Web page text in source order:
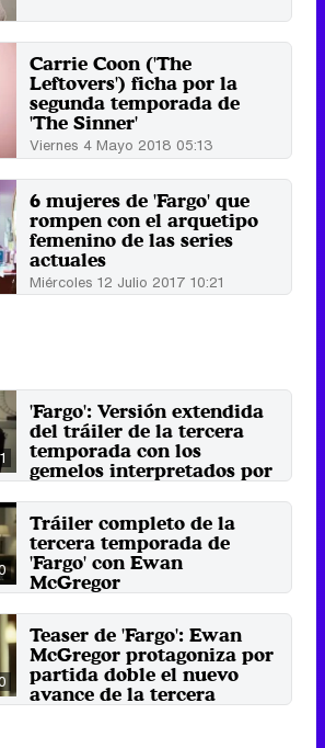
Carrie Coon ('The
Leftovers') ficha por la
segunda temporada de
'The Sinner'
Viernes 4 Mayo 2018 05:13
6 mujeres de 'Fargo' que
rompen con el arquetipo
femenino de las series
actuales
Miércoles 12 Julio 2017 10:21
'Fargo': Versión extendida
del tráiler de la tercera
temporada con los
gemelos interpretados por
28 de marzo 2017
Tráiler completo de la
tercera temporada de
'Fargo' con Ewan
McGregor
Teaser de 'Fargo': Ewan
McGregor protagoniza por
partida doble el nuevo
avance de la tercera